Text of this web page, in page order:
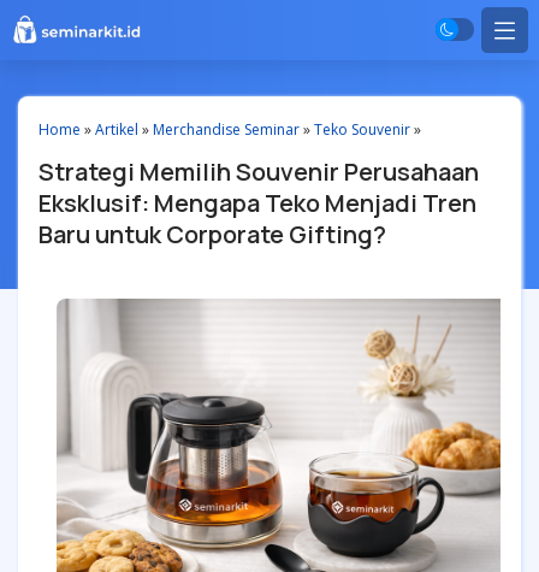
Home »Artikel »Merchandise Seminar»Teko Souvenir»
Strategi Memilih Souvenir Perusahaan
Eksklusif: Mengapa Teko Menjadi Tren
Baru untuk Corporate Gifting?